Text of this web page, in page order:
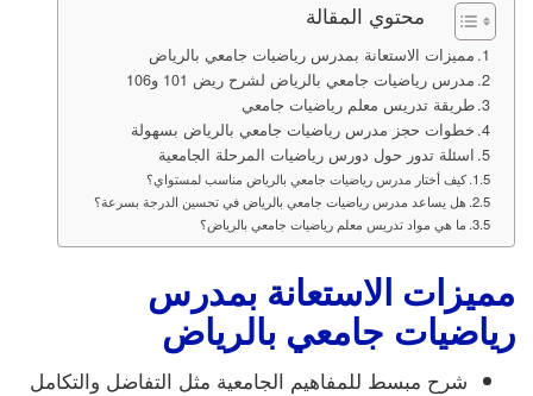
محتوي المقالة
مميزات الاستعانة بمدرس رياضيات جامعي بالرياض
مدرس رياضيات جامعي بالرياض لشرح ريض 101 و106
طريقة تدريس معلم رياضيات جامعي
خطوات حجز مدرس رياضيات جامعي بالرياض بسهولة
اسئلة تدور حول دورس رياضيات المرحلة الجامعية
كيف أختار مدرس رياضيات جامعي بالرياض مناسب لمستواي؟
هل يساعد مدرس رياضيات جامعي بالرياض في تحسين الدرجة بسرعة؟
ما هي مواد تدريس معلم رياضيات جامعي بالرياض؟
مميزات الاستعانة بمدرس
رياضيات جامعي بالرياض
شرح مبسط للمفاهيم الجامعية مثل التفاضل والتكامل